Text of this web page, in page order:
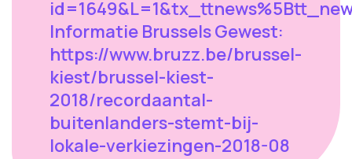
Informatie Brussels Gewest:
https://www.bruzz.be/brussel-
kiest/brussel-kiest-
2018/recordaantal-
buitenlanders-stemt-bij-
lokale-verkiezingen-2018-08